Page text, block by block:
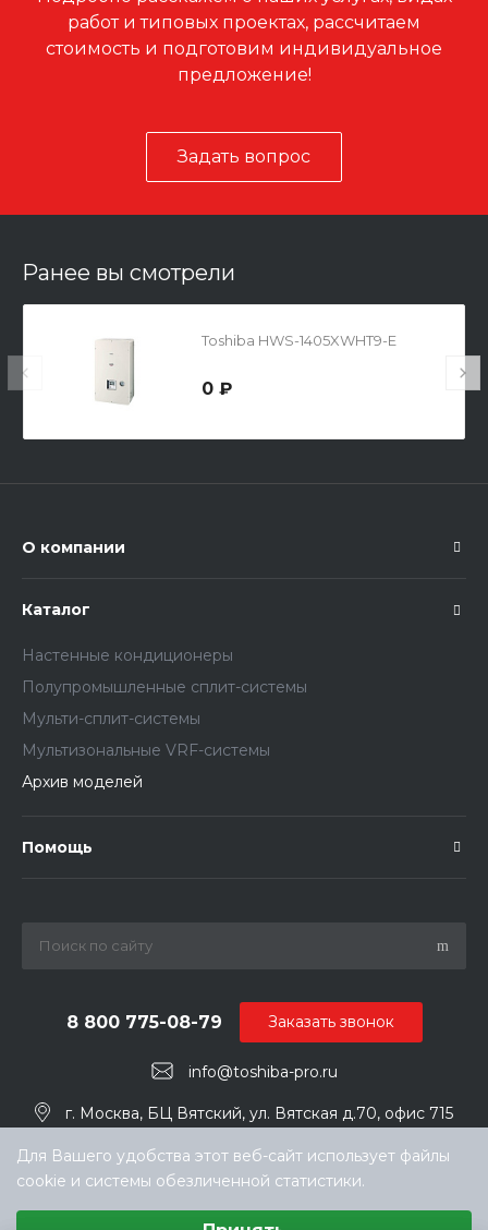
работ и типовых проектах, рассчитаем
стоимость и подготовим индивидуальное
предложение!
Задать вопрос
Ранее вы смотрели
Toshiba HWS-1405XWHT9-E
0 ₽
О компании
Каталог
Настенные кондиционеры
Полупромышленные сплит-системы
Мульти-сплит-системы
Мультизональные VRF-системы
Архив моделей
Помощь
8 800 775-08-79
info@toshiba-pro.ru
Заказать звонок
г. Москва, БЦ Вятский, ул. Вятская д.70, офис 715
Для Вашего удобства этот веб-сайт использует файлы
cookie и системы обезличенной статистики.